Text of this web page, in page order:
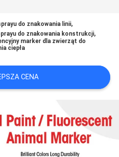
do znakowania linii,
do znakowania konstrukcji,
marker dla zwierząt do
ciepła
CENA